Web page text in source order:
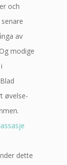
och
av
modige
øvelse-
dette